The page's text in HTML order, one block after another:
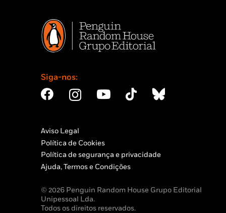
Siga-nos:
Aviso Legal
Política de Cookies
Política de segurança e privacidade
Ajuda, Termos e Condições
© 2026 Penguin Random House Grupo Editorial
Unipessoal Lda.
Todos os direitos reservados.